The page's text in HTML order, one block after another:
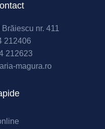
nr. 411
212406
212623
magura.ro